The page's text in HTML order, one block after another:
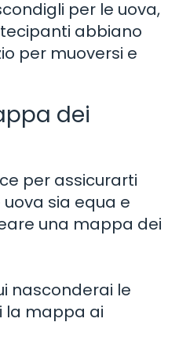
per le uova,
abbiano
per muoversi e
dei
per assicurarti
sia equa e
una mappa dei
nasconderai le
la mappa ai